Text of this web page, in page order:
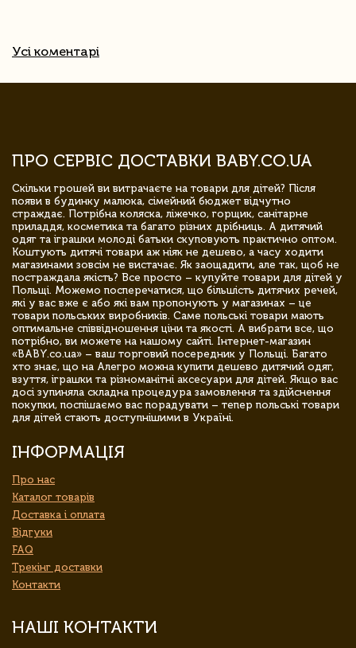
Усі коментарі
ПРО СЕРВІС ДОСТАВКИ BABY.CO.UA
Скільки грошей ви витрачаєте на товари для дітей? Після
появи в будинку малюка, сімейний бюджет відчутно
страждає. Потрібна коляска, ліжечко, горщик, санітарне
приладдя, косметика та багато різних дрібниць. А дитячий
одяг та іграшки молоді батьки скуповують практично оптом.
Коштують дитячі товари аж ніяк не дешево, а часу ходити
магазинами зовсім не вистачає. Як заощадити, але так, щоб не
постраждала якість? Все просто – купуйте товари для дітей у
Польщі. Можемо посперечатися, що більшість дитячих речей,
які у вас вже є або які вам пропонують у магазинах – це
товари польських виробників. Саме польські товари мають
оптимальне співвідношення ціни та якості. А вибрати все, що
потрібно, ви можете на нашому сайті. Інтернет-магазин
«BABY.co.ua» – ваш торговий посередник у Польщі. Багато
хто знає, що на Алегро можна купити дешево дитячий одяг,
взуття, іграшки та різноманітні аксесуари для дітей. Якщо вас
досі зупиняла складна процедура замовлення та здійснення
покупки, поспішаємо вас порадувати – тепер польські товари
для дітей стають доступнішими в Україні.
ІНФОРМАЦІЯ
Про нас
Каталог товарів
Доставка і оплата
Відгуки
FAQ
Трекінг доставки
Контакти
НАШІ КОНТАКТИ